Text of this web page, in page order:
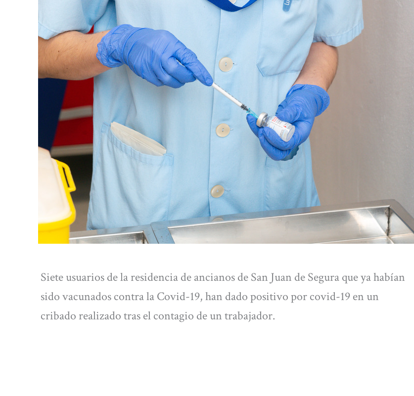
Siete usuarios de la residencia de ancianos de San Juan de Segura que ya habían
sido vacunados contra la Covid-19, han dado positivo por covid-19 en un
cribado realizado tras el contagio de un trabajador.